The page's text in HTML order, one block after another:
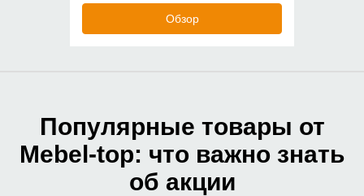
Обзор
Популярные товары от
Mebel-top: что важно знать
об акции